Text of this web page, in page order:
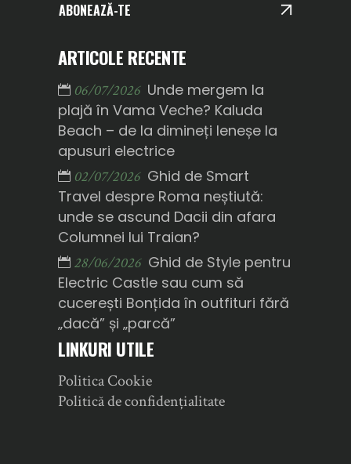
ABONEAZĂ-TE
ARTICOLE RECENTE
06/07/2026 Unde mergem la
plajă în Vama Veche? Kaluda
Beach – de la dimineți leneșe la
apusuri electrice
02/07/2026 Ghid de Smart
Travel despre Roma neștiută:
unde se ascund Dacii din afara
Columnei lui Traian?
28/06/2026 Ghid de Style pentru
Electric Castle sau cum să
cucerești Bonțida în outfituri fără
„dacă” și „parcă”
LINKURI UTILE
Politica Cookie
Politică de confidențialitate